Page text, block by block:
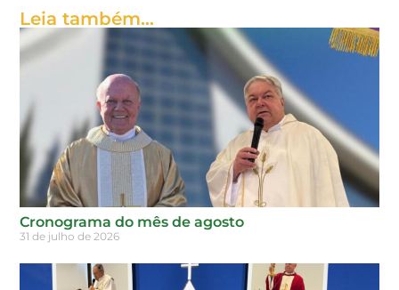
Leia também...
Cronograma do mês de agosto
31 de julho de 2026